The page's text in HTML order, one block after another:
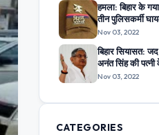
हमला: बिहार के
तीन पुलिसकर्मी
Nov 03, 2022
बिहार सियासत:
अनंत सिंह की पत्नी
Nov 03, 2022
CATEGORIES